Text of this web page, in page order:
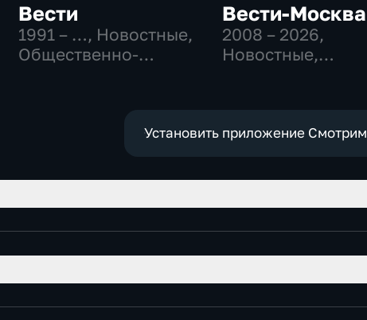
Вести
1991 – …, Новостные,
Общественно-
Вести-Москва
2008 – 2026,
Новостные,
экономические
Установить приложение Смотрим